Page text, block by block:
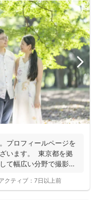
プロフィールページを
います。 東京都を拠
て幅広い分野で撮影を
クティブ： 7日以上前